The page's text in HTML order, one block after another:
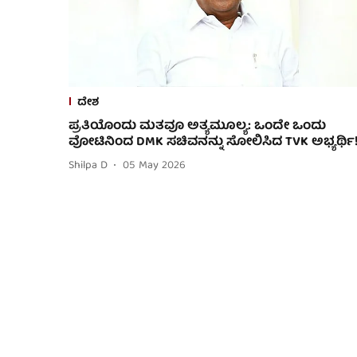
ದೇಶ
ಪ್ರತಿಯೊಂದು ಮತವೂ ಅತ್ಯಮೂಲ್ಯ: ಒಂದೇ ಒಂದು
ವೋಟಿನಿಂದ DMK ಸಚಿವನನ್ನು ಸೋಲಿಸಿದ TVK
Shilpa D 05 May 2026